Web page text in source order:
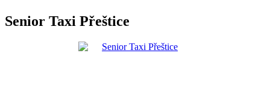
Senior Taxi Přeštice